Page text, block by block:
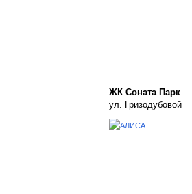
ЖК Соната Парк
ул. Гризодубовой